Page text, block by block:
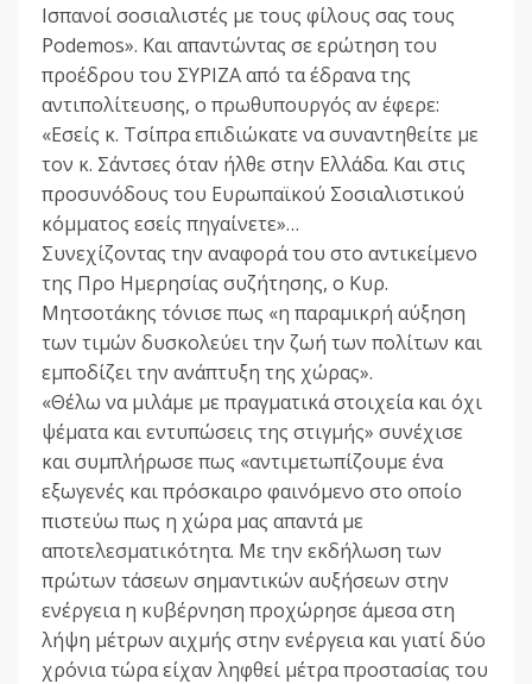
Ισπανοί σοσιαλιστές με τους φίλους σας τους
Podemos». Και απαντώντας σε ερώτηση του
προέδρου του ΣΥΡΙΖΑ από τα έδρανα της
αντιπολίτευσης, ο πρωθυπουργός αν έφερε:
«Εσείς κ. Τσίπρα επιδιώκατε να συναντηθείτε με
τον κ. Σάντσες όταν ήλθε στην Ελλάδα. Και στις
προσυνόδους του Ευρωπαϊκού Σοσιαλιστικού
κόμματος εσείς πηγαίνετε»…
Συνεχίζοντας την αναφορά του στο αντικείμενο
της Προ Ημερησίας συζήτησης, ο Κυρ.
Μητσοτάκης τόνισε πως «η παραμικρή αύξηση
των τιμών δυσκολεύει την ζωή των πολίτων και
εμποδίζει την ανάπτυξη της χώρας».
«Θέλω να μιλάμε με πραγματικά στοιχεία και όχι
ψέματα και εντυπώσεις της στιγμής» συνέχισε
και συμπλήρωσε πως «αντιμετωπίζουμε ένα
εξωγενές και πρόσκαιρο φαινόμενο στο οποίο
πιστεύω πως η χώρα μας απαντά με
αποτελεσματικότητα. Με την εκδήλωση των
πρώτων τάσεων σημαντικών αυξήσεων στην
ενέργεια η κυβέρνηση προχώρησε άμεσα στη
λήψη μέτρων αιχμής στην ενέργεια και γιατί δύο
χρόνια τώρα είχαν ληφθεί μέτρα προστασίας του